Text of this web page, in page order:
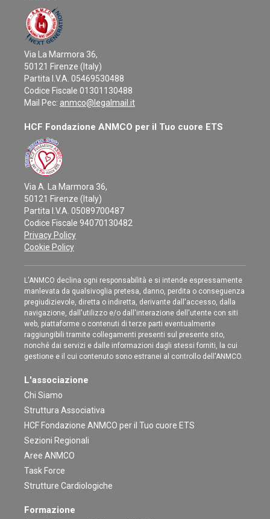
Via La Marmora 36,
50121 Firenze (Italy)
Partita I.V.A. 05469530488
Codice Fiscale 01301130488
Mail Pec: anmco@legalmail.it
HCF Fondazione ANMCO per il Tuo cuore ETS
Via A. La Marmora 36,
50121 Firenze (Italy)
Partita I.V.A. 05089700487
Codice Fiscale 94070130482
Privacy Policy
Cookie Policy
L'ANMCO declina ogni responsabilità e si intende espressamente
manlevata da qualsivoglia pretesa, danno, perdita o conseguenza
pregiudizievole, diretta o indiretta, derivante dall'accesso, dalla
navigazione, dall'utilizzo e/o dall'interazione dell'utente con siti
web, piattaforme o contenuti di terze parti eventualmente
raggiungibili tramite collegamenti presenti sul presente sito,
nonché dai servizi e dalle informazioni dagli stessi forniti, la cui
gestione e il cui contenuto sono estranei al controllo dell'ANMCO.
L'associazione
Chi Siamo
Struttura Associativa
HCF Fondazione ANMCO per il Tuo cuore ETS
Sezioni Regionali
Aree ANMCO
Task Force
Strutture Cardiologiche
Formazione